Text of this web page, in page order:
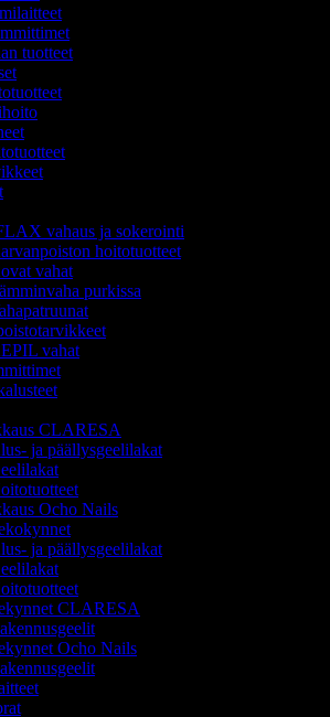
tuotteet
vahaus ja sokerointi
hoitotuotteet
vahat
purkissa
vahat
CLARESA
ja päällysgeelilakat
Ocho Nails
ja päällysgeelilakat
CLARESA
Ocho Nails